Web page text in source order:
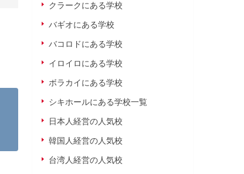
クラークにある学校
バギオにある学校
バコロドにある学校
イロイロにある学校
ボラカイにある学校
シキホールにある学校一覧
日本人経営の人気校
韓国人経営の人気校
台湾人経営の人気校